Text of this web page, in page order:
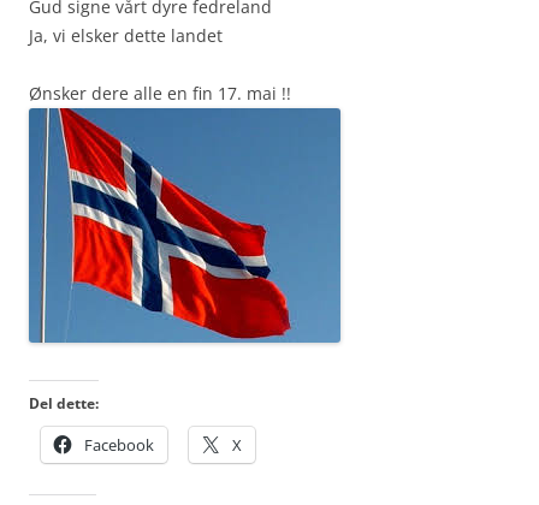
Gud signe vårt dyre fedreland
Ja, vi elsker dette landet
Ønsker dere alle en fin 17. mai !!
Del dette:
Facebook X